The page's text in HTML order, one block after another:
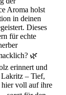
Aroma holst
in deinen
Dieses
für echte
🌿
erinnert und
Lakritz – Tief,
voll auf ihre